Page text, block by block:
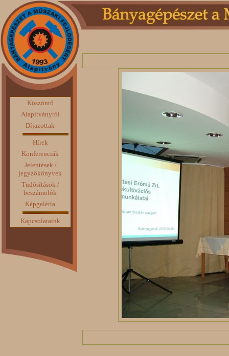
Köszöntő
Alapítványról
Díjazottak
Hírek
Konferenciák
Jelentések /
jegyzőkönyvek
Tudósítások /
beszámolók
Képgaléria
Kapcsolataink